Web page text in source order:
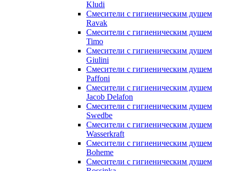
Kludi
Смесители с гигиеническим душем
Ravak
Смесители с гигиеническим душем
Timo
Смесители с гигиеническим душем
Giulini
Смесители с гигиеническим душем
Paffoni
Смесители с гигиеническим душем
Jacob Delafon
Смесители с гигиеническим душем
Swedbe
Смесители с гигиеническим душем
Wasserkraft
Смесители с гигиеническим душем
Boheme
Смесители с гигиеническим душем